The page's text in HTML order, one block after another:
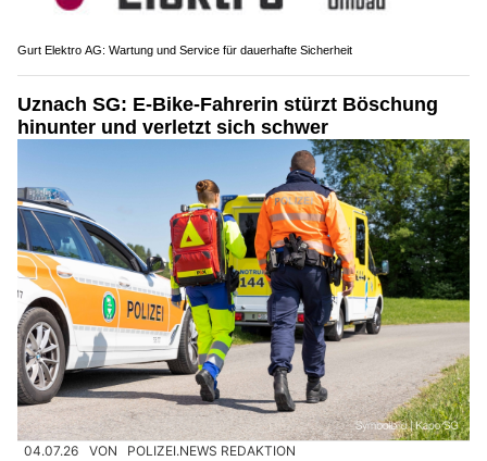
Gurt Elektro AG: Wartung und Service für dauerhafte Sicherheit
Uznach SG: E-Bike-Fahrerin stürzt Böschung
hinunter und verletzt sich schwer
04.07.26 VON POLIZEI.NEWS REDAKTION